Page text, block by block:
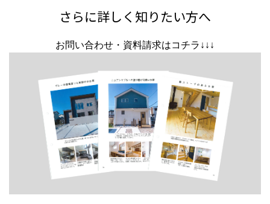
さらに詳しく知りたい方へ
お問い合わせ・資料請求はコチラ↓↓↓